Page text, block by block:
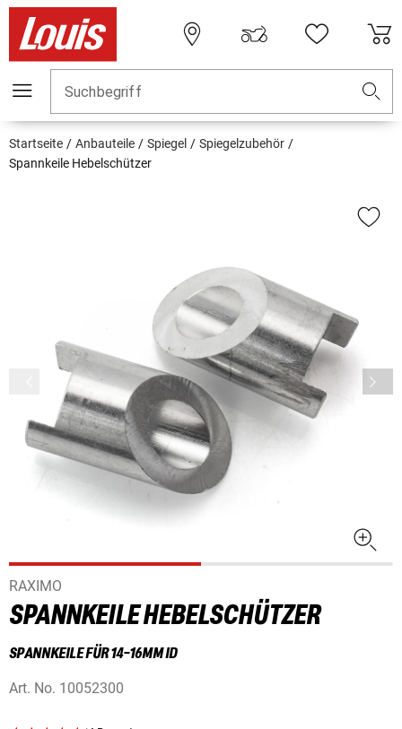
Suchbegriff
Startseite Anbauteile Spiegel
Spiegelzubehör
Spannkeile Hebelschützer
RAXIMO
SPANNKEILE HEBELSCHÜTZER
SPANNKEILE FÜR 14-16MM ID
Art. No. 10052300